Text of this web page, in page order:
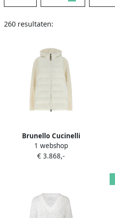
260 resultaten:
Brunello Cucinelli
Gewatteerd donsjack Wit
1 webshop
€ 3.868,-